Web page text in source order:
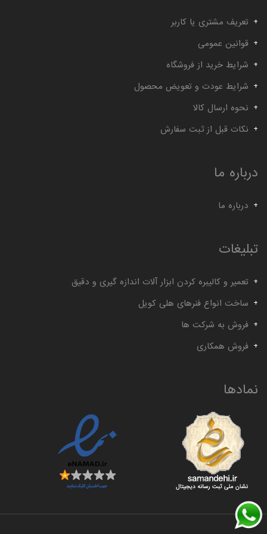
تعریف مشتری یا کاربر
قوانین عمومی
شرایط خرید از فروشگاه
شرایط عودت و تعویض محصول
نحوه ارسال کالا
نکات قبل از ثبت سفارش
درباره ما
درباره ما
تبلیغات
تعمیر و کالیبره کردن ابزار آلات اندازه گیری و دقیق
ساخت انواع فنرهای هلی کویل
فروش به شرکت ها
فروش همکاری
نمادها